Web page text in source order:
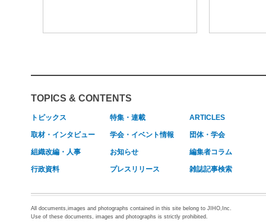
TOPICS & CONTENTS
トピックス 特集・連載 ARTICLES
取材・インタビュー 学会・イベント情報 団体・学会
組織改編・人事 お知らせ 編集者コラム
行政資料 プレスリリース 雑誌記事検索
All documents,images and photographs contained in this site belong to JIHO,Inc.
Use of these documents, images and photographs is strictly prohibited.